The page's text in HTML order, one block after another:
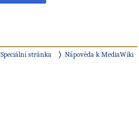
Speciální stránka Nápověda k MediaWiki